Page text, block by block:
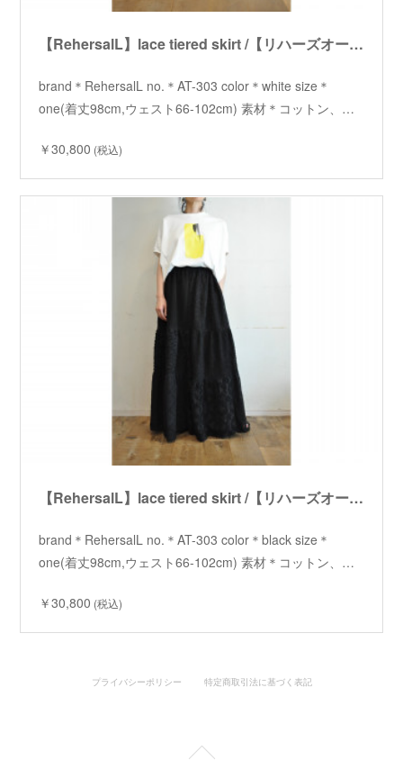
【RehersalL】lace tiered skirt /【リハーズオール】レースティアードスカート
brand＊RehersalL no.＊AT-303 color＊white size＊
one(着丈98cm,ウェスト66-102cm) 素材＊コットン、…
￥30,800 (税込)
【RehersalL】lace tiered skirt /【リハーズオール】レースティアードスカート
brand＊RehersalL no.＊AT-303 color＊black size＊
one(着丈98cm,ウェスト66-102cm) 素材＊コットン、…
￥30,800 (税込)
プライバシーポリシー 特定商取引法に基づく表記